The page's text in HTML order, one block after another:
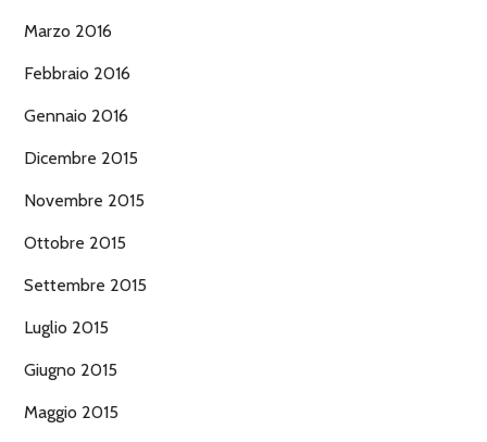
Marzo 2016
Febbraio 2016
Gennaio 2016
Dicembre 2015
Novembre 2015
Ottobre 2015
Settembre 2015
Luglio 2015
Giugno 2015
Maggio 2015